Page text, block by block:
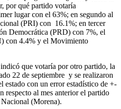
por qué partido votaría
lugar con el 63%; en segundo al
(PRI) con 16.1%; en tercer
Democrática (PRD) con 7%, el
con 4.4% y el Movimiento
que votaría por otro partido, la
22 de septiembre y se realizaron
estado con un error estadístico de +-
respecto al mes anterior el partido
(Morena).